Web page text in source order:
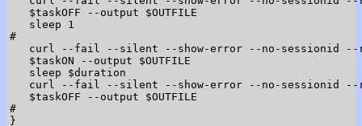
   $taskOFF --output $OUTFILE
   sleep 1
#
curl --fail --silent --show-error --no-sessionid
   $taskON --output $OUTFILE
   sleep $duration
curl --fail --silent --show-error --no-sessionid
   $taskOFF --output $OUTFILE
#
}